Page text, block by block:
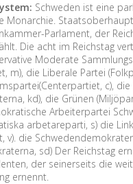
Schweden ist eine
Monarchie. Staatsoberhaupt
Parlament, der
Die acht im Reichstag
Moderate
m), die Liberale Partei
c),
kd), die Grünen
Arbeiterpartei
arbetareparti, s) die
v). die
sd) Der Reichstag
der seinerseits die
ernennt.